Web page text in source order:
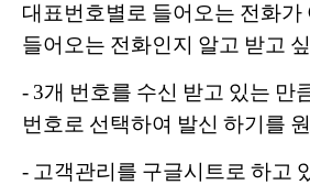
대표번호별로 들어오는 전화가
들어오는 전화인지 알고 받고
- 3개 번호를 수신 받고 있는 만
번호로 선택하여 발신 하기를
- 고객관리를 구글시트로 하고